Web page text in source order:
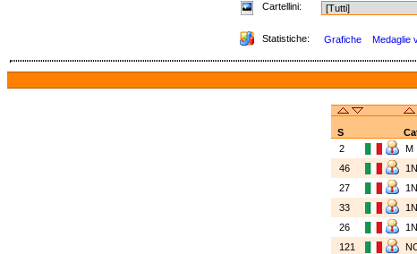
Cartellini:
Statistiche: Grafiche Medaglie
S
2
M
46
1N
27
1N
33
1N
26
1N
121